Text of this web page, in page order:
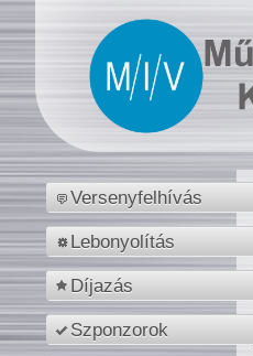
Versenyfelhívás
Lebonyolítás
Díjazás
Szponzorok